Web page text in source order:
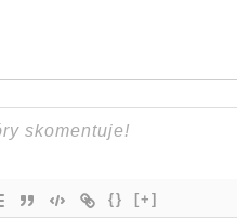
{} [+]